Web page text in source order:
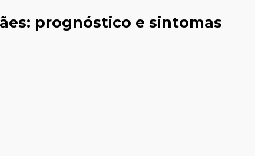
prognóstico e sintomas
Claudio Soares